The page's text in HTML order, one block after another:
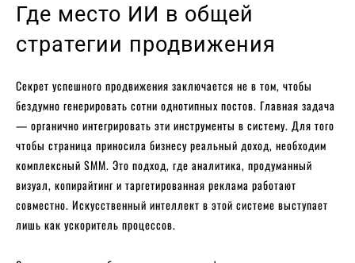
Где место ИИ в общей
стратегии продвижения
Секрет успешного продвижения заключается не в том, чтобы
бездумно генерировать сотни однотипных постов. Главная задача
— органично интегрировать эти инструменты в систему. Для того
чтобы страница приносила бизнесу реальный доход, необходим
комплексный SMM. Это подход, где аналитика, продуманный
визуал, копирайтинг и таргетированная реклама работают
совместно. Искусственный интеллект в этой системе выступает
лишь как ускоритель процессов.